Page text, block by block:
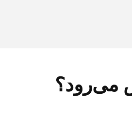
می‌رود؟